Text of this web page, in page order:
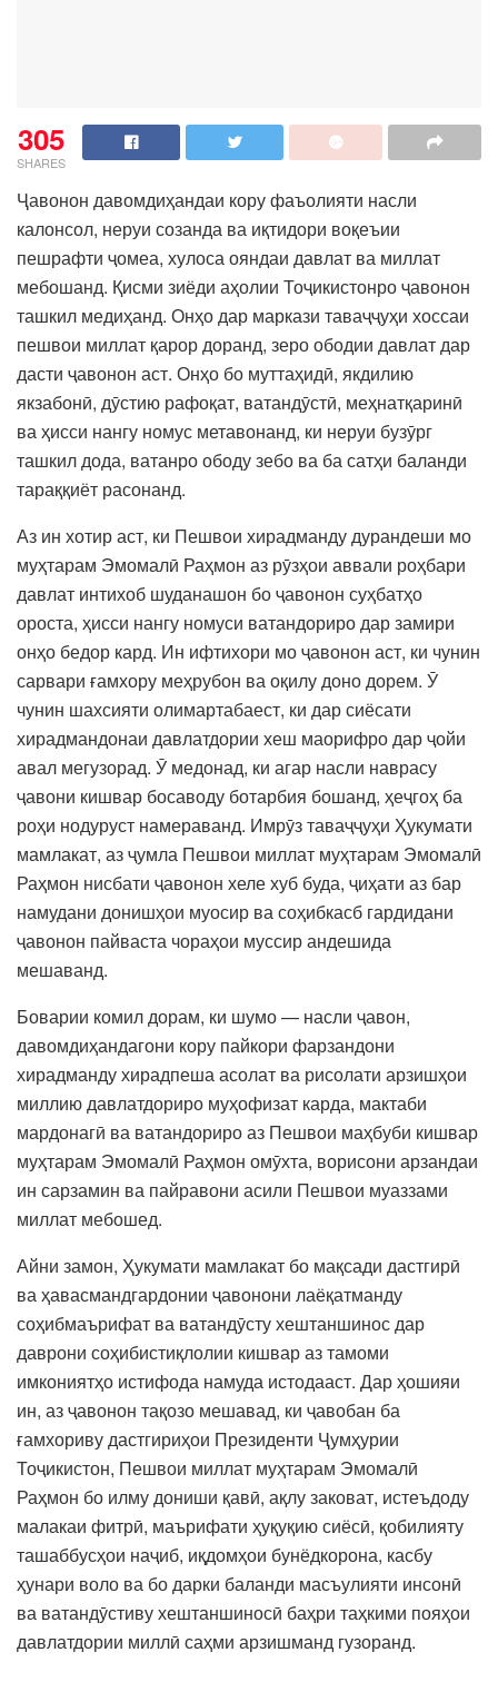
305
SHARES
Ҷавонон давомдиҳандаи кору фаъолияти насли
калонсол, неруи созанда ва иқтидори воқеъии
пешрафти ҷомеа, хулоса ояндаи давлат ва миллат
мебошанд. Қисми зиёди аҳолии Тоҷикистонро ҷавонон
ташкил медиҳанд. Онҳо дар маркази таваҷҷуҳи хоссаи
пешвои миллат қарор доранд, зеро ободии давлат дар
дасти ҷавонон аст. Онҳо бо муттаҳидӣ, якдилию
якзабонӣ, дӯстию рафоқат, ватандӯстӣ, меҳнатқаринӣ
ва ҳисси нангу номус метавонанд, ки неруи бузӯрг
ташкил дода, ватанро ободу зебо ва ба сатҳи баланди
тараққиёт расонанд.
Аз ин хотир аст, ки Пешвои хирадманду дурандеши мо
муҳтарам Эмомалӣ Раҳмон аз рӯзҳои аввали роҳбари
давлат интихоб шуданашон бо ҷавонон суҳбатҳо
ороста, ҳисси нангу номуси ватандориро дар замири
онҳо бедор кард. Ин ифтихори мо ҷавонон аст, ки чунин
сарвари ғамхору меҳрубон ва оқилу доно дорем. Ӯ
чунин шахсияти олимартабаест, ки дар сиёсати
хирадмандонаи давлатдории хеш маорифро дар ҷойи
авал мегузорад. Ӯ медонад, ки агар насли наврасу
ҷавони кишвар босаводу ботарбия бошанд, ҳеҷгоҳ ба
роҳи нодуруст намераванд. Имрӯз таваҷҷуҳи Ҳукумати
мамлакат, аз ҷумла Пешвои миллат муҳтарам Эмомалӣ
Раҳмон нисбати ҷавонон хеле хуб буда, ҷиҳати аз бар
намудани донишҳои муосир ва соҳибкасб гардидани
ҷавонон пайваста чораҳои муссир андешида
мешаванд.
Боварии комил дорам, ки шумо — насли ҷавон,
давомдиҳандагони кору пайкори фарзандони
хирадманду хирадпеша асолат ва рисолати арзишҳои
миллию давлатдориро муҳофизат карда, мактаби
мардонагӣ ва ватандориро аз Пешвои маҳбуби кишвар
муҳтарам Эмомалӣ Раҳмон омӯхта, ворисони арзандаи
ин сарзамин ва пайравони асили Пешвои муаззами
миллат мебошед.
Айни замон, Ҳукумати мамлакат бо мақсади дастгирӣ
ва ҳавасмандгардонии ҷавонони лаёқатманду
соҳибмаърифат ва ватандӯсту хештаншинос дар
даврони соҳибистиқлолии кишвар аз тамоми
имкониятҳо истифода намуда истодааст. Дар ҳошияи
ин, аз ҷавонон тақозо мешавад, ки ҷавобан ба
ғамхориву дастгириҳои Президенти Ҷумҳурии
Тоҷикистон, Пешвои миллат муҳтарам Эмомалӣ
Раҳмон бо илму дониши қавӣ, ақлу заковат, истеъдоду
малакаи фитрӣ, маърифати ҳуқуқию сиёсӣ, қобилияту
ташаббусҳои наҷиб, иқдомҳои бунёдкорона, касбу
ҳунари воло ва бо дарки баланди масъулияти инсонӣ
ва ватандӯстиву хештаншиносӣ баҳри таҳкими пояҳои
давлатдории миллӣ саҳми арзишманд гузоранд.